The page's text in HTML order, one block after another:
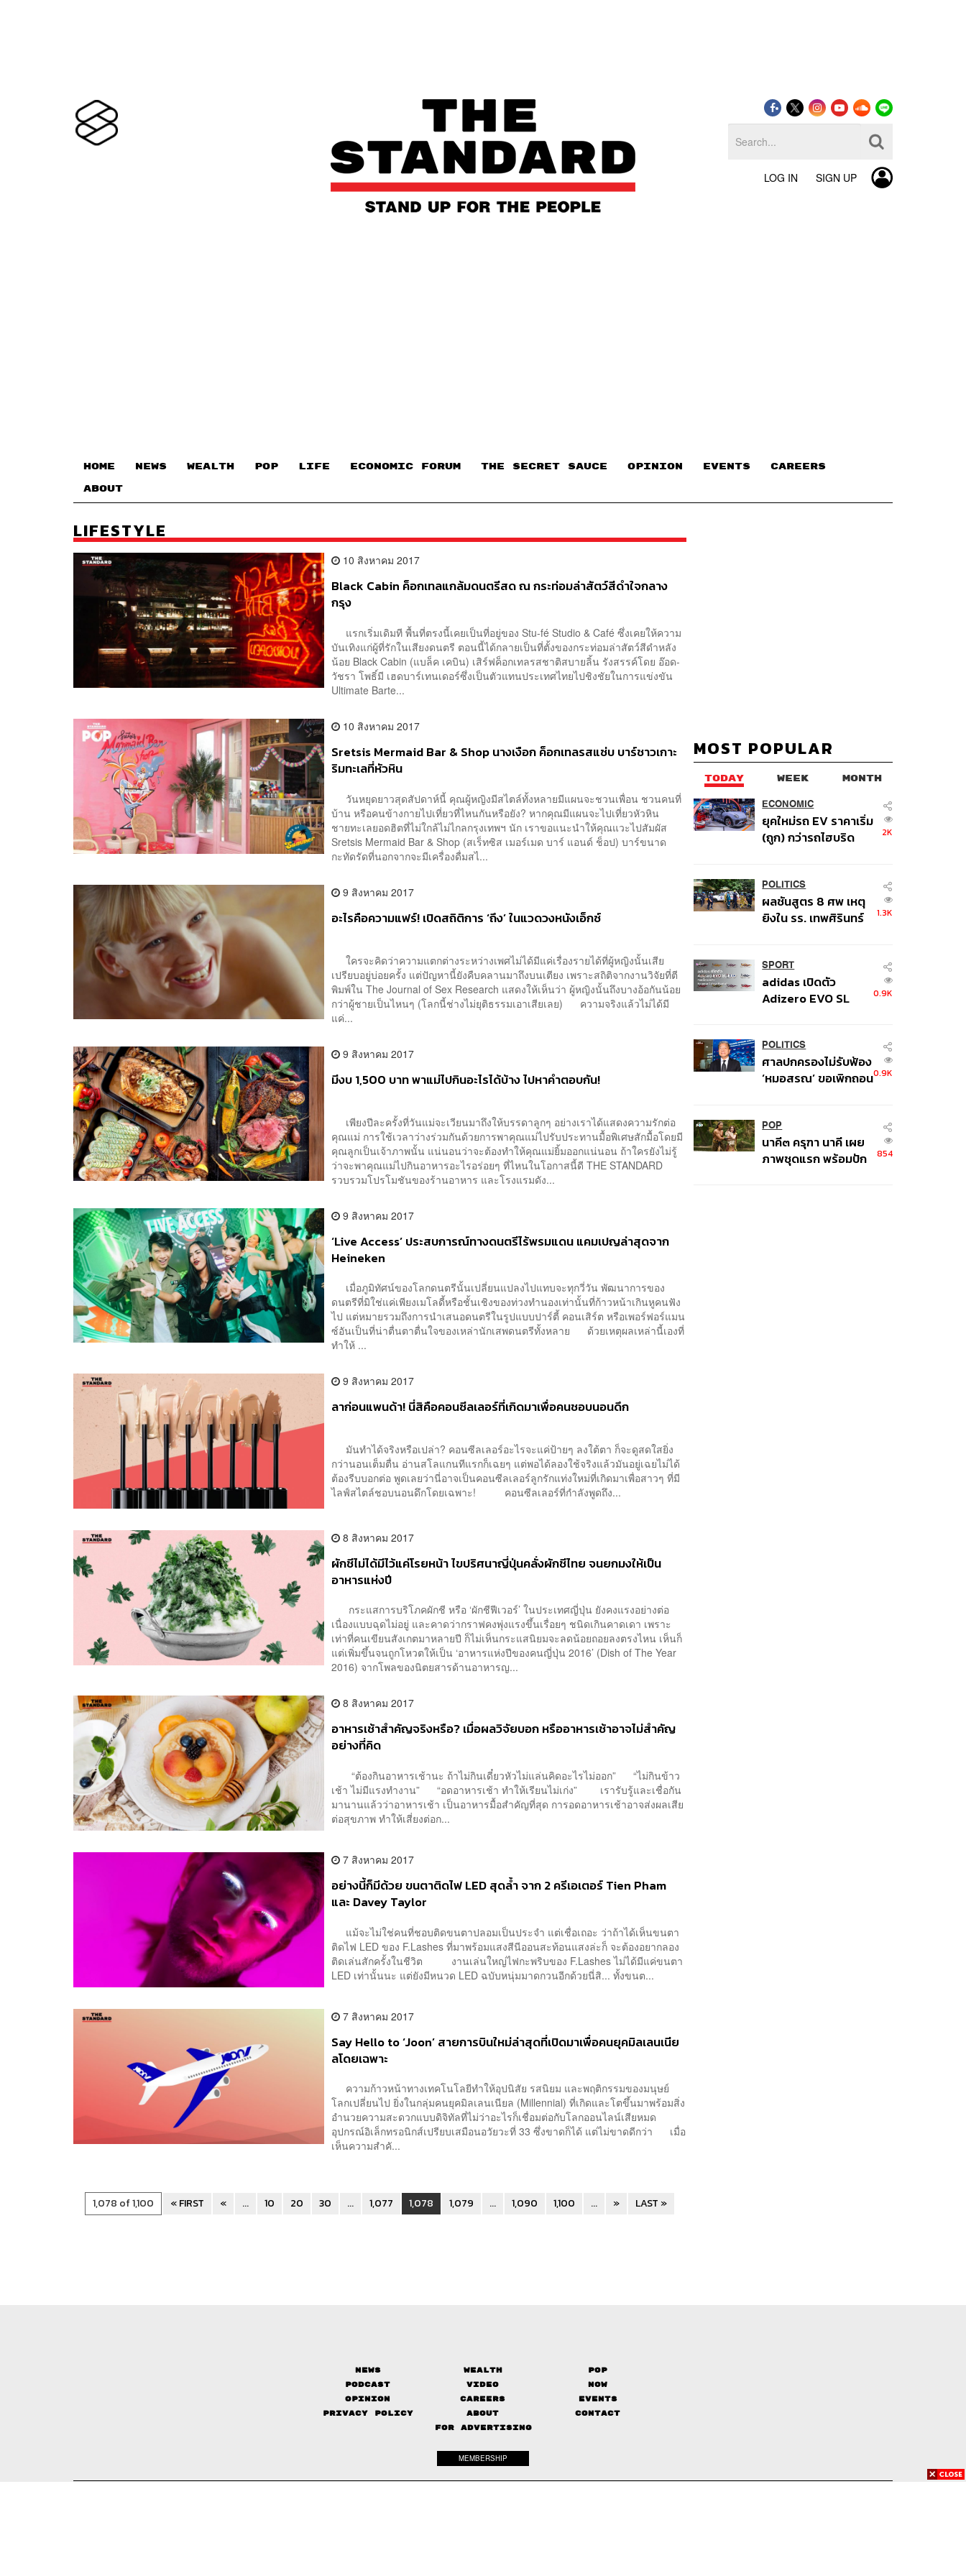
LOG IN SIGN UP
HOME NEWS WEALTH POP LIFE ECONOMIC FORUM THE SECRET SAUCE​ OPINION EVENTS CAREERS
ABOUT
LIFESTYLE
10 สิงหาคม 2017
Black Cabin ค็อกเทลแกล้มดนตรีสด ณ กระท่อมล่าสัตว์สีดำใจกลาง
กรุง
แรกเริ่มเดิมที พื้นที่ตรงนี้เคยเป็นที่อยู่ของ Stu-fé Studio & Café ซึ่งเคยให้ความ
บันเทิงแก่ผู้ที่รักในเสียงดนตรี ตอนนี้ได้กลายเป็นที่ตั้งของกระท่อมล่าสัตว์สีดำหลัง
น้อย Black Cabin (แบล็ค เคบิน) เสิร์ฟค็อกเทลรสชาติสบายลิ้น รังสรรค์โดย อ๊อด-
วัชรา โพธิ์มี เฮดบาร์เทนเดอร์ซึ่งเป็นตัวแทนประเทศไทยไปชิงชัยในการแข่งขัน
Ultimate Barte...
10 สิงหาคม 2017
Sretsis Mermaid Bar & Shop นางเงือก ค็อกเทลรสแซ่บ บาร์ชาวเกาะ
ริมทะเลที่หัวหิน
วันหยุดยาวสุดสัปดาห์นี้ คุณผู้หญิงมีสไตล์ทั้งหลายมีแผนจะชวนเพื่อน ชวนคนที่
บ้าน หรือคนข้างกายไปเที่ยวที่ไหนกันหรือยัง? หากคุณมีแผนจะไปเที่ยวหัวหิน
ชายทะเลยอดฮิตที่ไม่ใกล้ไม่ไกลกรุงเทพฯ นัก เราขอแนะนำให้คุณแวะไปสัมผัส
Sretsis Mermaid Bar & Shop (สเร็ทซิส เมอร์เมด บาร์ แอนด์ ช็อป) บาร์ขนาด
กะทัดรัดที่นอกจากจะมีเครื่องดื่มสไ...
9 สิงหาคม 2017
อะไรคือความแฟร์! เปิดสถิติการ ‘ถึง’ ในแวดวงหนังเอ็กซ์
ใครจะคิดว่าความแตกต่างระหว่างเพศไม่ได้มีแค่เรื่องรายได้ที่ผู้หญิงนั้นเสีย
เปรียบอยู่บ่อยครั้ง แต่ปัญหานี้ยังคืบคลานมาถึงบนเตียง เพราะสถิติจากงานวิจัยที่ตี
พิมพ์ใน The Journal of Sex Research แสดงให้เห็นว่า ผู้หญิงนั้นถึงบางอ้อกันน้อย
กว่าผู้ชายเป็นไหนๆ (โลกนี้ช่างไม่ยุติธรรมเอาเสียเลย) ความจริงแล้วไม่ได้มี
แค่...
9 สิงหาคม 2017
มีงบ 1,500 บาท พาแม่ไปกินอะไรได้บ้าง ไปหาคำตอบกัน!
เพียงปีละครั้งที่วันแม่จะเวียนมาถึงให้บรรดาลูกๆ อย่างเราได้แสดงความรักต่อ
คุณแม่ การใช้เวลาว่างร่วมกันด้วยการพาคุณแม่ไปรับประทานมื้อพิเศษสักมื้อโดยมี
คุณลูกเป็นเจ้าภาพนั้น แน่นอนว่าจะต้องทำให้คุณแม่ยิ้มออกแน่นอน ถ้าใครยังไม่รู้
ว่าจะพาคุณแม่ไปกินอาหารอะไรอร่อยๆ ที่ไหนในโอกาสนี้ดี THE STANDARD
รวบรวมโปรโมชันของร้านอาหาร และโรงแรมดัง...
9 สิงหาคม 2017
‘Live Access’ ประสบการณ์ทางดนตรีไร้พรมแดน แคมเปญล่าสุดจาก
Heineken
เมื่อภูมิทัศน์ของโลกดนตรีนั้นเปลี่ยนแปลงไปแทบจะทุกวี่วัน พัฒนาการของ
ดนตรีที่มิใช่แค่เพียงเมโลดี้หรือชั้นเชิงของท่วงทำนองเท่านั้นที่ก้าวหน้าเกินหูคนฟัง
ไป แต่หมายรวมถึงการนำเสนอดนตรีในรูปแบบปาร์ตี้ คอนเสิร์ต หรือเพอร์ฟอร์แมน
ซ์อันเป็นที่น่าตื่นตาตื่นใจของเหล่านักเสพดนตรีทั้งหลาย ด้วยเหตุผลเหล่านี้เองที่
ทำให้ ...
9 สิงหาคม 2017
ลาก่อนแพนด้า! นี่สิคือคอนซีลเลอร์ที่เกิดมาเพื่อคนชอบนอนดึก
มันทำได้จริงหรือเปล่า? คอนซีลเลอร์อะไรจะแค่ป้ายๆ ลงใต้ตา ก็จะดูสดใสยิ่ง
กว่านอนเต็มตื่น อ่านสโลแกนทีแรกก็เฉยๆ แต่พอได้ลองใช้จริงแล้วมันอยู่เฉยไม่ได้
ต้องรีบบอกต่อ พูดเลยว่านี่อาจเป็นคอนซีลเลอร์ลูกรักแท่งใหม่ที่เกิดมาเพื่อสาวๆ ที่มี
ไลฟ์สไตล์ชอบนอนดึกโดยเฉพาะ! คอนซีลเลอร์ที่กำลังพูดถึง...
8 สิงหาคม 2017
ผักชีไม่ได้มีไว้แค่โรยหน้า ไขปริศนาญี่ปุ่นคลั่งผักชีไทย จนยกมงให้เป็น
อาหารแห่งปี
กระแสการบริโภคผักชี หรือ ‘ผักชีฟีเวอร์’ ในประเทศญี่ปุ่น ยังคงแรงอย่างต่อ
เนื่องแบบฉุดไม่อยู่ และคาดว่ากราฟคงพุ่งแรงขึ้นเรื่อยๆ ชนิดเกินคาดเดา เพราะ
เท่าที่คนเขียนสังเกตมาหลายปี ก็ไม่เห็นกระแสนิยมจะลดน้อยถอยลงตรงไหน เห็นก็
แต่เพิ่มขึ้นจนถูกโหวตให้เป็น ‘อาหารแห่งปีของคนญี่ปุ่น 2016’ (Dish of The Year
2016) จากโพลของนิตยสารด้านอาหารญ...
8 สิงหาคม 2017
อาหารเช้าสำคัญจริงหรือ? เมื่อผลวิจัยบอก หรืออาหารเช้าอาจไม่สำคัญ
อย่างที่คิด
“ต้องกินอาหารเช้านะ ถ้าไม่กินเดี๋ยวหัวไม่แล่นคิดอะไรไม่ออก” “ไม่กินข้าว
เช้า ไม่มีแรงทำงาน” “อดอาหารเช้า ทำให้เรียนไม่เก่ง” เรารับรู้และเชื่อกัน
มานานแล้วว่าอาหารเช้า เป็นอาหารมื้อสำคัญที่สุด การอดอาหารเช้าอาจส่งผลเสีย
ต่อสุขภาพ ทำให้เสี่ยงต่อก...
7 สิงหาคม 2017
อย่างนี้ก็มีด้วย ขนตาติดไฟ LED สุดล้ำ จาก 2 ครีเอเตอร์ Tien Pham
และ Davey Taylor
แม้จะไม่ใช่คนที่ชอบติดขนตาปลอมเป็นประจำ แต่เชื่อเถอะ ว่าถ้าได้เห็นขนตา
ติดไฟ LED ของ F.Lashes ที่มาพร้อมแสงสีนีออนสะท้อนแสงล่ะก็ จะต้องอยากลอง
ติดเล่นสักครั้งในชีวิต งานเล่นใหญ่ไฟกะพริบของ F.Lashes ไม่ได้มีแค่ขนตา
LED เท่านั้นนะ แต่ยังมีหนวด LED ฉบับหนุ่มมาดกวนอีกด้วยนี่สิ... ทั้งขนต...
7 สิงหาคม 2017
Say Hello to ‘Joon’ สายการบินใหม่ล่าสุดที่เปิดมาเพื่อคนยุคมิลเลนเนีย
ลโดยเฉพาะ
ความก้าวหน้าทางเทคโนโลยีทำให้อุปนิสัย รสนิยม และพฤติกรรมของมนุษย์
โลกเปลี่ยนไป ยิ่งในกลุ่มคนยุคมิลเลนเนียล (Millennial) ที่เกิดและโตขึ้นมาพร้อมสิ่ง
อำนวยความสะดวกแบบดิจิทัลที่ไม่ว่าอะไรก็เชื่อมต่อกับโลกออนไลน์เสียหมด
อุปกรณ์อิเล็กทรอนิกส์เปรียบเสมือนอวัยวะที่ 33 ซึ่งขาดก็ได้ แต่ไม่ขาดดีกว่า เมื่อ
เห็นความสำคั...
1,078 of 1,100 « FIRST « ... 10 20 30 ... 1,077 1,078 1,079 ... 1,090 1,100 ... » LAST »
MOST POPULAR
TODAY WEEK MONTH
ECONOMIC
ยุคใหม่รถ EV ราคาเริ่ม
(ถูก) กว่ารถไฮบริด
เกิดใหม่
2K
POLITICS
ผลชันสูตร 8 ศพ เหตุ
ยิงใน รร. เทพศิรินทร์
หน้าอก’ ครูถูกยิง 4 นัด
จากระยะไกล
1.3K
SPORT
adidas เปิดตัว
Adizero EVO SL
Football
0.9K
POLITICS
ศาลปกครองไม่รับฟ้อง
‘หมอสรณ’ ขอเพิกถอน
หาย
0.9K
POP
นาคี๓ ครุฑา นาคี เผย
ภาพชุดแรก พร้อมปัก
854
News Wealth
Pop
Podcast
Video
Now
Opinion
Careers
Events
Privacy Policy
About
Contact
FOR ADVERTISING
MEMBERSHIP